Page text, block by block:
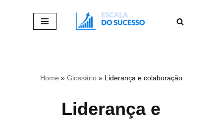
Home » Glossário» Liderança e colaboração
Liderança e